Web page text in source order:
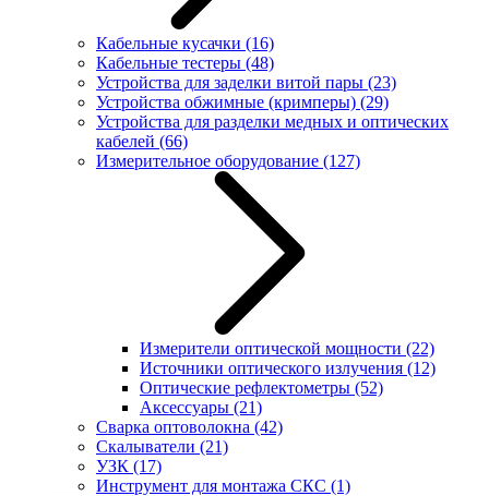
Кабельные кусачки (16)
Кабельные тестеры (48)
Устройства для заделки витой пары (23)
Устройства обжимные (кримперы) (29)
Устройства для разделки медных и оптических
кабелей (66)
Измерительное оборудование (127)
Измерители оптической мощности (22)
Источники оптического излучения (12)
Оптические рефлектометры (52)
Аксессуары (21)
Сварка оптоволокна (42)
Скалыватели (21)
УЗК (17)
Инструмент для монтажа СКС (1)